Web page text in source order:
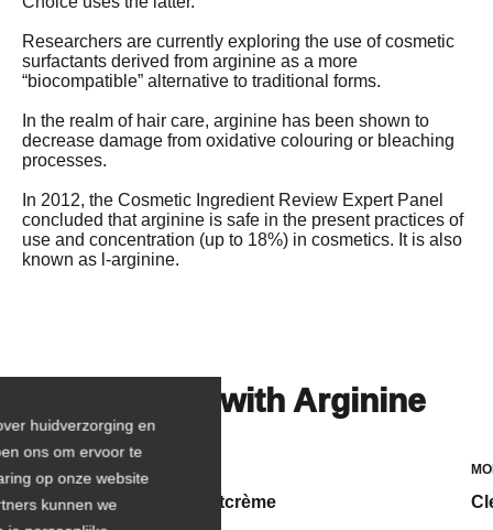
huidverzorging en
ons om ervoor te
op onze website
kunnen we
Researchers are currently exploring the use of cosmetic
surfactants derived from arginine as a more
“biocompatible” alternative to traditional forms.
In the realm of hair care, arginine has been shown to
decrease damage from oxidative colouring or bleaching
processes.
In 2012, the Cosmetic Ingredient Review Expert Panel
concluded that arginine is safe in the present practices of
use and concentration (up to 18%) in cosmetics. It is also
Products with Arginine
Routine step
MOISTURIZERS
Omega+ Complex Nachtcrème
Bewezen en ondersteund door
onafhankelijk onderzoek.
Uitstekend actief ingrediënt voor de
meeste huidtypen of
huidproblemen.
Bewezen en ondersteund door
onafhankelijk onderzoek.
Uitstekend actief ingrediënt voor de
meeste huidtypen of
huidproblemen.